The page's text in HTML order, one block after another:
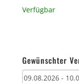
Verfügbar
Gewünschter